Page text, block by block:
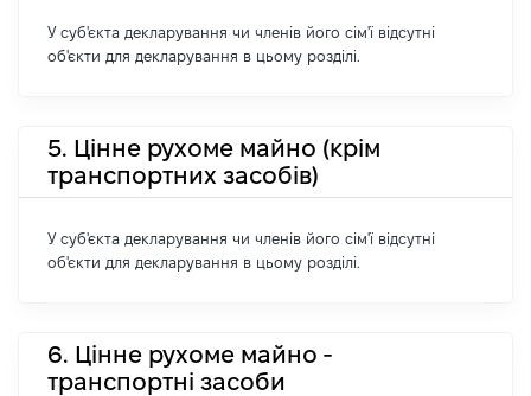
У суб'єкта декларування чи членів його сім'ї відсутні
об'єкти для декларування в цьому розділі.
5. Цінне рухоме майно (крім
транспортних засобів)
У суб'єкта декларування чи членів його сім'ї відсутні
об'єкти для декларування в цьому розділі.
6. Цінне рухоме майно -
транспортні засоби